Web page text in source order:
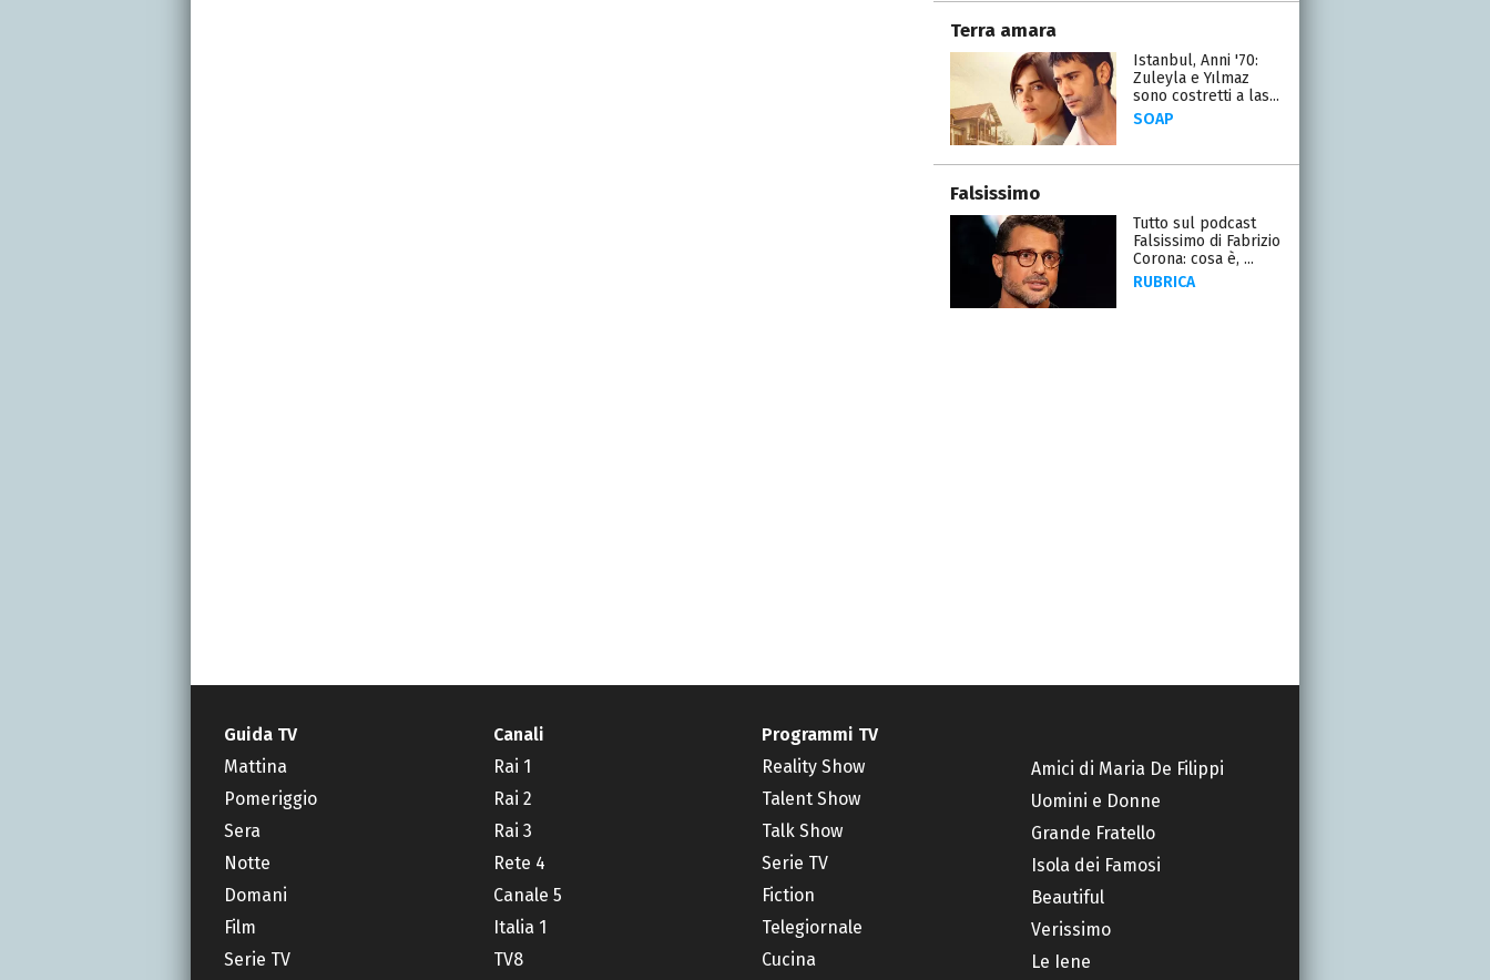
Terra amara
Istanbul, Anni '70:
Zuleyla e Yılmaz
sono costretti a las...
SOAP
Falsissimo
Tutto sul podcast
Falsissimo di Fabrizio
Corona: cosa è, ...
RUBRICA
Guida TV
Mattina
Pomeriggio
Sera
Notte
Domani
Film
Serie TV
Canali
Rai 1
Rai 2
Rai 3
Rete 4
Canale 5
Italia 1
TV8
Programmi TV
Reality Show
Talent Show
Talk Show
Serie TV
Fiction
Telegiornale
Cucina
Amici di Maria De Filippi
Uomini e Donne
Grande Fratello
Isola dei Famosi
Beautiful
Verissimo
Le Iene